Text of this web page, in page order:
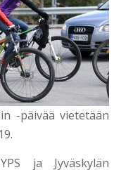
-päivää vietetään
ja Jyväskylän